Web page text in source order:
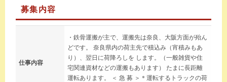
募集内容
仕事内容
・鉄骨運搬が主で、運搬先は奈良、大阪方面が殆ん
どです。 奈良県内の荷主先で積込み（宵積みもあ
り）、翌日に荷降ろしを します。（一般雑貨や住
宅関連資材などの運搬もあります） たまに長距離
運転あります。 ＜ 急 募 ＞＊運転するトラックの荷